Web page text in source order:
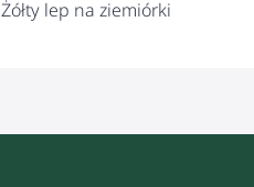
Żółty lep na ziemiórki